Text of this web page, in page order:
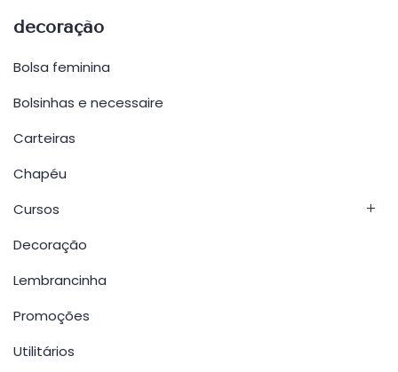
decoração
Bolsa feminina
Bolsinhas e necessaire
Carteiras
Chapéu
Cursos
Decoração
Lembrancinha
Promoções
Utilitários